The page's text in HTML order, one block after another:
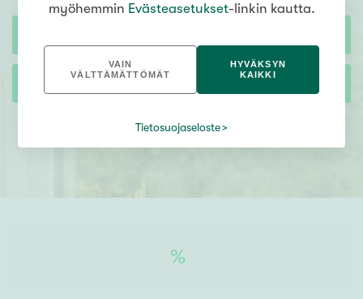
%
myöhemmin Evästeasetukset-linkin kautta.
VAIN
VÄLTTÄMÄTTÖMÄT
HYVÄKSYN
KAIKKI
Tietosuojaseloste